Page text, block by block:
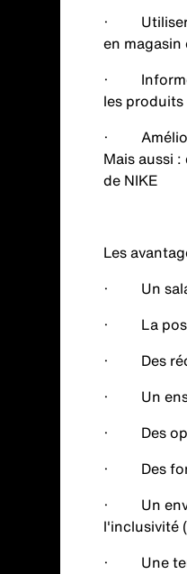
· Utiliser
en magasin
· Informer
les produits
·
Mais aussi
de NIKE
Les
· Un
· La
· Des
· Un
· Des
· Des
· Un
l'inclusivité
· Une